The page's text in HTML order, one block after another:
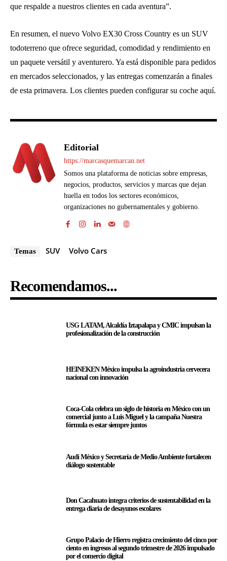
que respalde a nuestros clientes en cada aventura”.
En resumen, el nuevo Volvo EX30 Cross Country es un SUV
todoterreno que ofrece seguridad, comodidad y rendimiento en
un paquete versátil y aventurero. Ya está disponible para pedidos
en mercados seleccionados, y las entregas comenzarán a finales
de esta primavera. Los clientes pueden configurar su coche aquí.
Editorial
https://marcasquemarcan.net
Somos una plataforma de noticias sobre empresas,
negocios, productos, servicios y marcas que dejan
huella en todos los sectores económicos,
organizaciones no gubernamentales y gobierno.
Temas SUV Volvo Cars
Recomendamos...
USG LATAM, Alcaldía Iztapalapa y CMIC impulsan la
profesionalización de la construcción
HEINEKEN México impulsa la agroindustria cervecera
nacional con innovación
Coca-Cola celebra un siglo de historia en México con un
comercial junto a Luis Miguel y la campaña Nuestra
fórmula es estar siempre juntos
Audi México y Secretaría de Medio Ambiente fortalecen
diálogo sustentable
Don Cacahuato integra criterios de sustentabilidad en la
entrega diaria de desayunos escolares
Grupo Palacio de Hierro registra crecimiento del cinco por
ciento en ingresos al segundo trimestre de 2026 impulsado
por el comercio digital